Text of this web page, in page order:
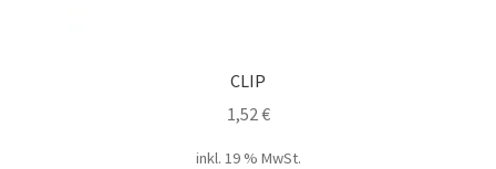
CLIP
1,52€
inkl. 19 % MwSt.